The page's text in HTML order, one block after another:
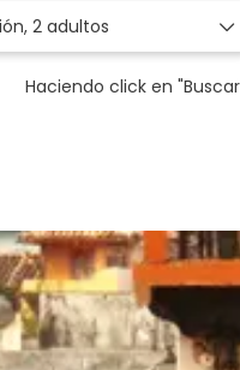
2 adultos
Haciendo click en